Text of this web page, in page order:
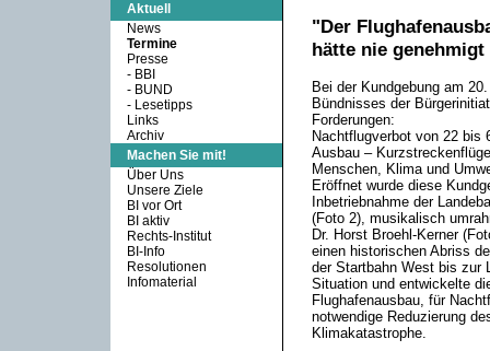
Aktuell
News
Termine
Presse
- BBI
- BUND
- Lesetipps
Links
Archiv
Machen Sie mit!
Über Uns
Unsere Ziele
BI vor Ort
BI aktiv
Rechts-Institut
BI-Info
Resolutionen
Infomaterial
"Der
hätte nie
Bei der Kundgebung am
Bündnisses der
Forderungen:
Nachtflugverbot von 22 bis
Ausbau –
Menschen, Klima und
Eröffnet wurde diese
Inbetriebnahme der
(Foto 2), musikalisch
Dr. Horst Broehl-Kerner
einen historischen Abriss
der Startbahn West bis zur
Situation und entwickelte
Flughafenausbau, für
notwendige Reduzierung
Klimakatastrophe.